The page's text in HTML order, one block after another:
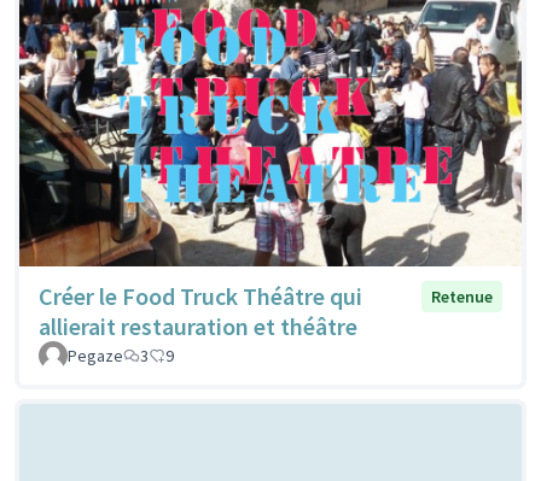
Créer le Food Truck Théâtre qui
allierait restauration et théâtre
Retenue
Pegaze 3 9